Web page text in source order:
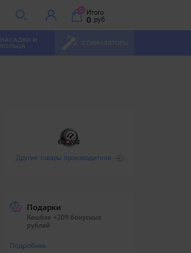
0 Итого
0 руб
НАСАДКИ И
КОЛЬЦА
Другие товары производителя
Подарки
Кешбэк +209 бонусных
рублей
Подробнее